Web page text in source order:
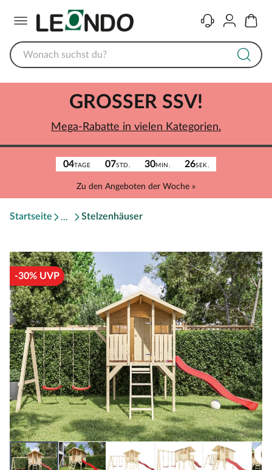
KontaktKonto
04TAGE 07STD. 30MIN. 26SEK.
Zu den Angeboten der Woche »
GROSSER SSV!
Mega-Rabatte in vielen Kategorien.
Startseite Stelzenhäuser
-30% UVP